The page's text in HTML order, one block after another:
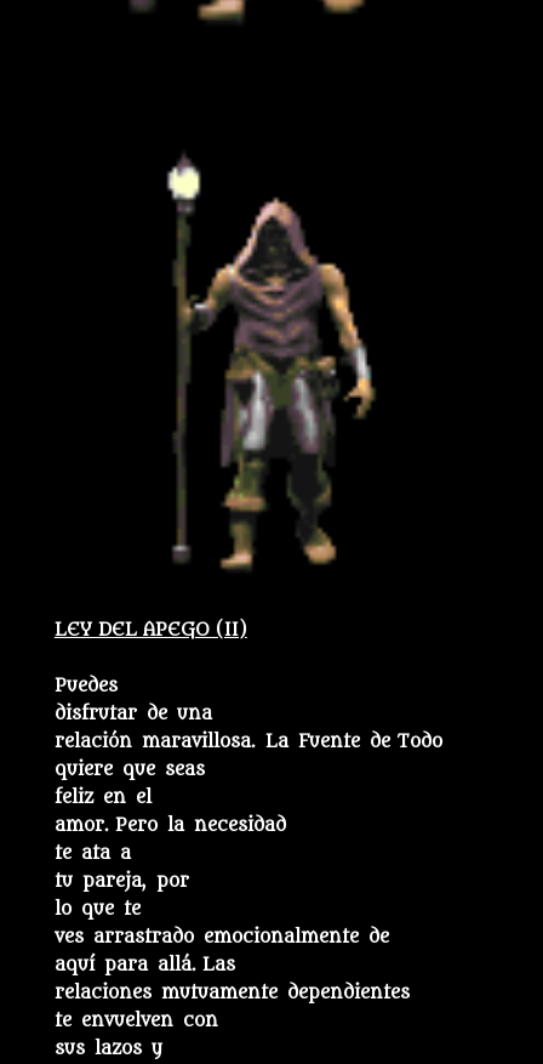
LEY DEL APEGO (II)
Puedes
disfrutar de una
relación maravillosa. La Fuente de Todo
quiere que seas
feliz en el
amor. Pero la necesidad
te ata a
tu pareja, por
lo que te
ves arrastrado emocionalmente de
aquí para allá. Las
relaciones mutuamente dependientes
te envuelven con
sus lazos y